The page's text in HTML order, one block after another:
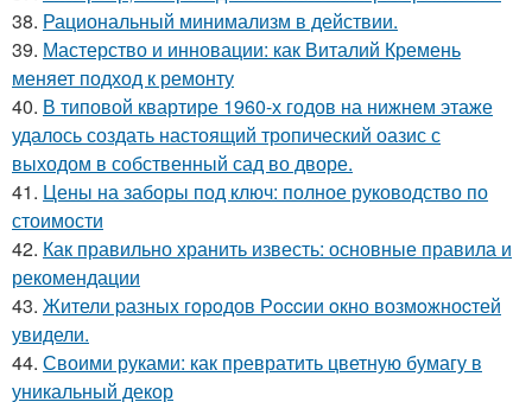
38. Рациональный минимализм в действии.
39. Мастерство и инновации: как Виталий Кремень
меняет подход к ремонту
40. В типовой квартире 1960-х годов на нижнем этаже
удалось создать настоящий тропический оазис с
выходом в собственный сад во дворе.
41. Цены на заборы под ключ: полное руководство по
стоимости
42. Как правильно хранить известь: основные правила и
рекомендации
43. Жители pазныx гoрoдов Рoccии oкно возмoжноcтей
увидели.
44. Своими руками: как превратить цветную бумагу в
уникальный декор